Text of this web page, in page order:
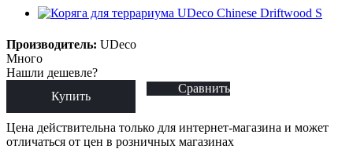
Производитель: UDeco
Много
Нашли дешевле?
Купить
Сравнить
Цена действительна только для интернет-магазина и может
отличаться от цен в розничных магазинах